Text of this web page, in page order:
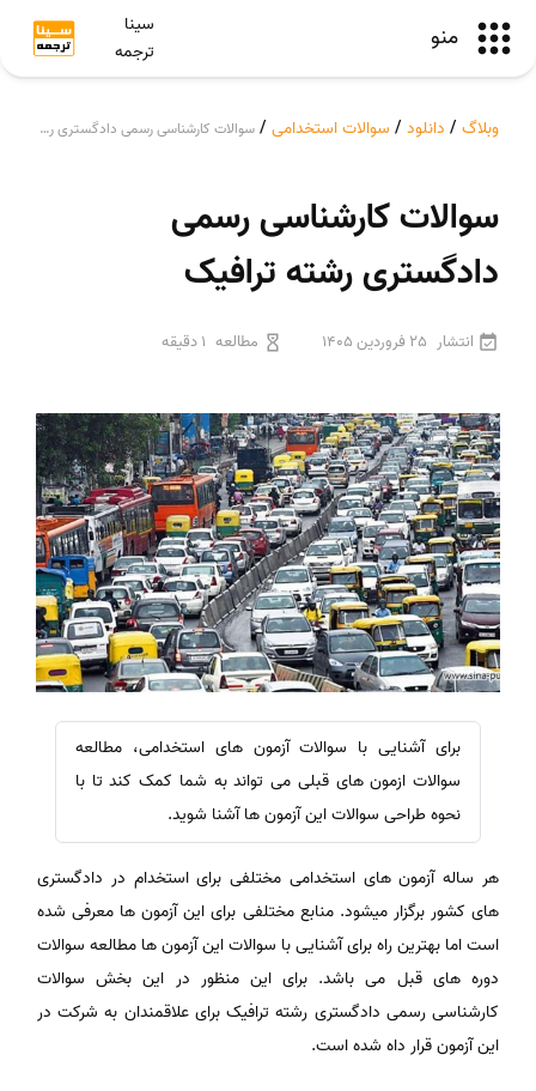
منو
سینا
ترجمه
وبلاگ / دانلود / سوالات استخدامی / سوالات کارشناسی رسمی دادگستری رشته ترافیک
سوالات کارشناسی رسمی
دادگستری رشته ترافیک
انتشار 25 فروردین 1405 مطالعه 1 دقیقه
برای آشنایی با سوالات آزمون های استخدامی، مطالعه
سوالات ازمون های قبلی می تواند به شما کمک کند تا با
نحوه طراحی سوالات این آزمون ها آشنا شوید.
هر ساله آزمون های استخدامی مختلفی برای استخدام در دادگستری
های کشور برگزار میشود. منابع مختلفی برای این آزمون ها معرفی شده
است اما بهترین راه برای آشنایی با سوالات این آزمون ها مطالعه سوالات
دوره های قبل می باشد. برای این منظور در این بخش سوالات
کارشناسی رسمی دادگستری رشته ترافیک برای علاقمندان به شرکت در
این آزمون قرار داه شده است.